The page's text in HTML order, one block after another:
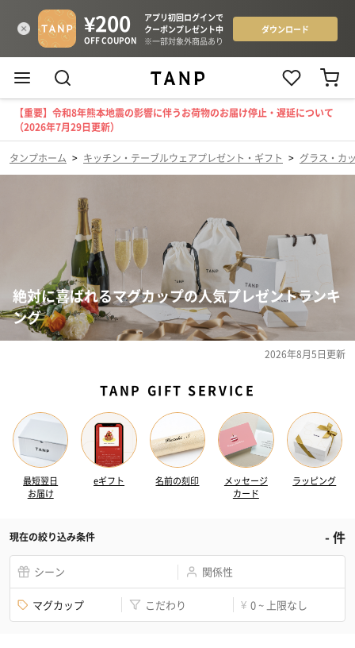
【重要】令和8年熊本地震の影響に伴うお荷物のお届け停止・遅延について
（2026年7月29日更新）
タンプホーム > キッチン・テーブルウェアプレゼント・ギフト > グラス・カ
絶対に喜ばれるマグカップの人気プレゼントランキ
ング
2026年8月5日更新
TANP GIFT SERVICE
最短翌日
お届け
eギフト 名前の刻印
メッセージ
カード
ラッピング
現在の絞り込み条件 -件
シーン 関係性
マグカップ こだわり ¥ 0 ~ 上限なし